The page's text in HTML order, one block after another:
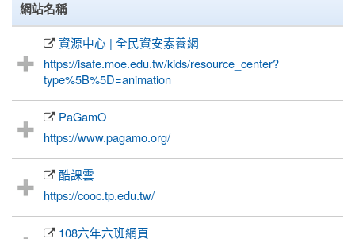
網站名稱
資源中心 | 全民資安素養網
https://isafe.moe.edu.tw/kids/resource_center?
type%5B%5D=animation
PaGamO
https://www.pagamo.org/
酷課雲
https://cooc.tp.edu.tw/
108六年六班網頁